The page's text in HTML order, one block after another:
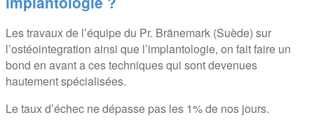
Les travaux de l’équipe du Pr. Bränemark (Suède) sur
l’ostéointegration ainsi que l’implantologie, on fait faire un
bond en avant a ces techniques qui sont devenues
hautement spécialisées.
Le taux d’échec ne dépasse pas les 1% de nos jours.